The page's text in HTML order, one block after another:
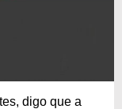
digo que a